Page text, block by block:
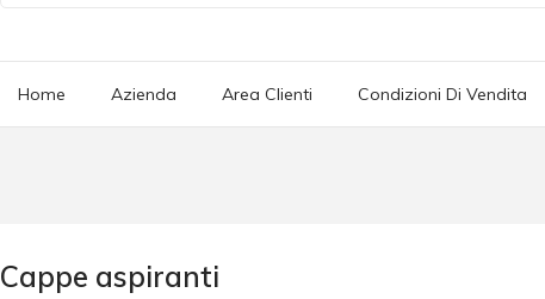
Home Azienda Area Clienti Condizioni Di Vendita
Cappe aspiranti